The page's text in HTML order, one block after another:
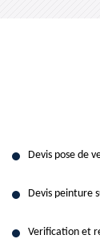
Devis pose de
Devis peinture
Verification et